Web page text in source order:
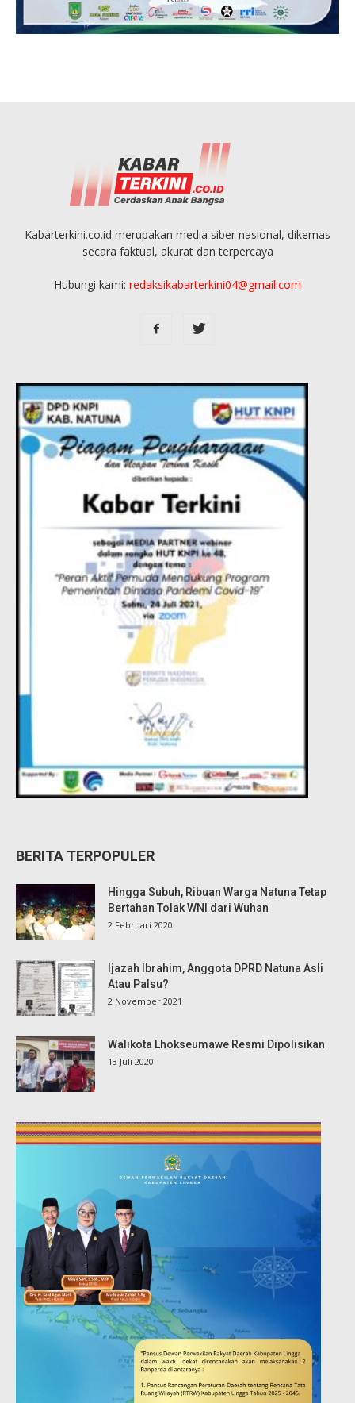
Kabarterkini.co.id merupakan media siber nasional, dikemas
secara faktual, akurat dan terpercaya
Hubungi kami: redaksikabarterkini04@gmail.com
BERITA TERPOPULER
Hingga Subuh, Ribuan Warga Natuna Tetap
Bertahan Tolak WNI dari Wuhan
2 Februari 2020
Ijazah Ibrahim, Anggota DPRD Natuna Asli
Atau Palsu?
2 November 2021
Walikota Lhokseumawe Resmi Dipolisikan
13 Juli 2020